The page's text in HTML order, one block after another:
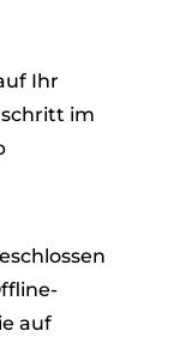
Ihr
im
auf